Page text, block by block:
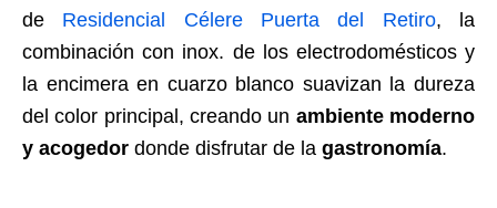
de Residencial Célere Puerta del Retiro, la
combinación con inox. de los electrodomésticos y
la encimera en cuarzo blanco suavizan la dureza
del color principal, creando un ambiente moderno
y acogedor donde disfrutar de la gastronomía.